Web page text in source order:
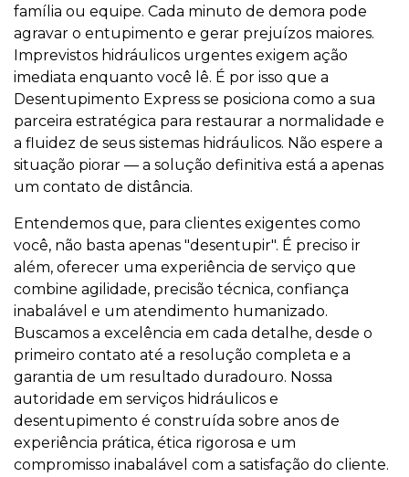
família ou equipe. Cada minuto de demora pode
agravar o entupimento e gerar prejuízos maiores.
Imprevistos hidráulicos urgentes exigem ação
imediata enquanto você lê. É por isso que a
Desentupimento Express se posiciona como a sua
parceira estratégica para restaurar a normalidade e
a fluidez de seus sistemas hidráulicos. Não espere a
situação piorar — a solução definitiva está a apenas
um contato de distância.
Entendemos que, para clientes exigentes como
você, não basta apenas "desentupir". É preciso ir
além, oferecer uma experiência de serviço que
combine agilidade, precisão técnica, confiança
inabalável e um atendimento humanizado.
Buscamos a excelência em cada detalhe, desde o
primeiro contato até a resolução completa e a
garantia de um resultado duradouro. Nossa
autoridade em serviços hidráulicos e
desentupimento é construída sobre anos de
experiência prática, ética rigorosa e um
compromisso inabalável com a satisfação do cliente.